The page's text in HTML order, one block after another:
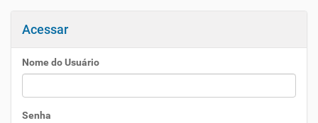
Acessar
Nome do Usuário
Senha